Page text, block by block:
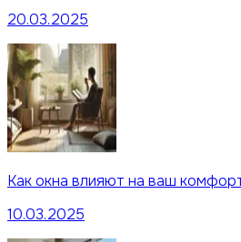
20.03.2025
Как окна влияют на ваш
10.03.2025